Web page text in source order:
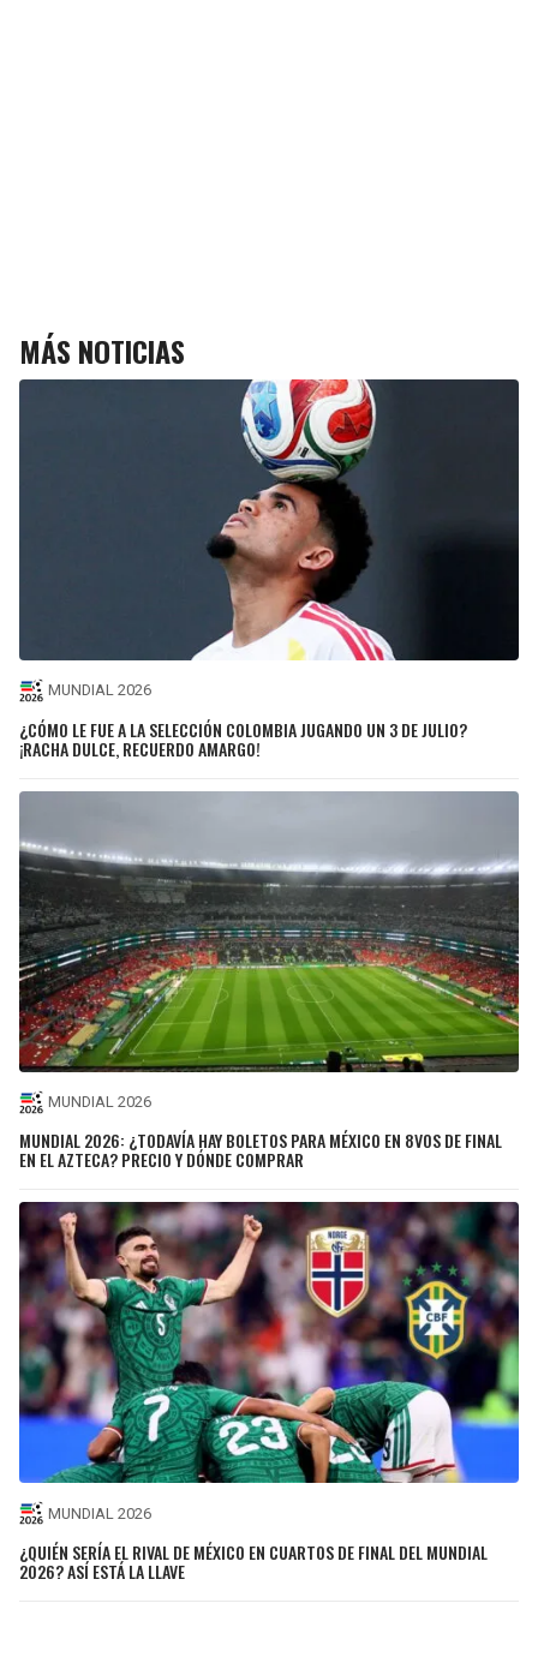
MÁS NOTICIAS
MUNDIAL 2026
¿CÓMO LE FUE A LA SELECCIÓN COLOMBIA JUGANDO UN 3 DE JULIO?
¡RACHA DULCE, RECUERDO AMARGO!
MUNDIAL 2026
MUNDIAL 2026: ¿TODAVÍA HAY BOLETOS PARA MÉXICO EN 8VOS DE FINAL
EN EL AZTECA? PRECIO Y DÓNDE COMPRAR
MUNDIAL 2026
¿QUIÉN SERÍA EL RIVAL DE MÉXICO EN CUARTOS DE FINAL DEL MUNDIAL
2026? ASÍ ESTÁ LA LLAVE